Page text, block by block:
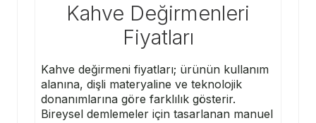
Kahve Değirmenleri
Fiyatları
Kahve değirmeni fiyatları; ürünün kullanım
alanına, dişli materyaline ve teknolojik
donanımlarına göre farklılık gösterir.
Bireysel demlemeler için tasarlanan manuel